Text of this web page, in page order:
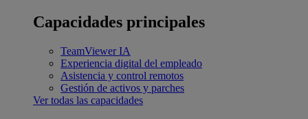
Capacidades principales
TeamViewer IA
Experiencia digital del empleado
Asistencia y control remotos
Gestión de activos y parches
Ver todas las capacidades